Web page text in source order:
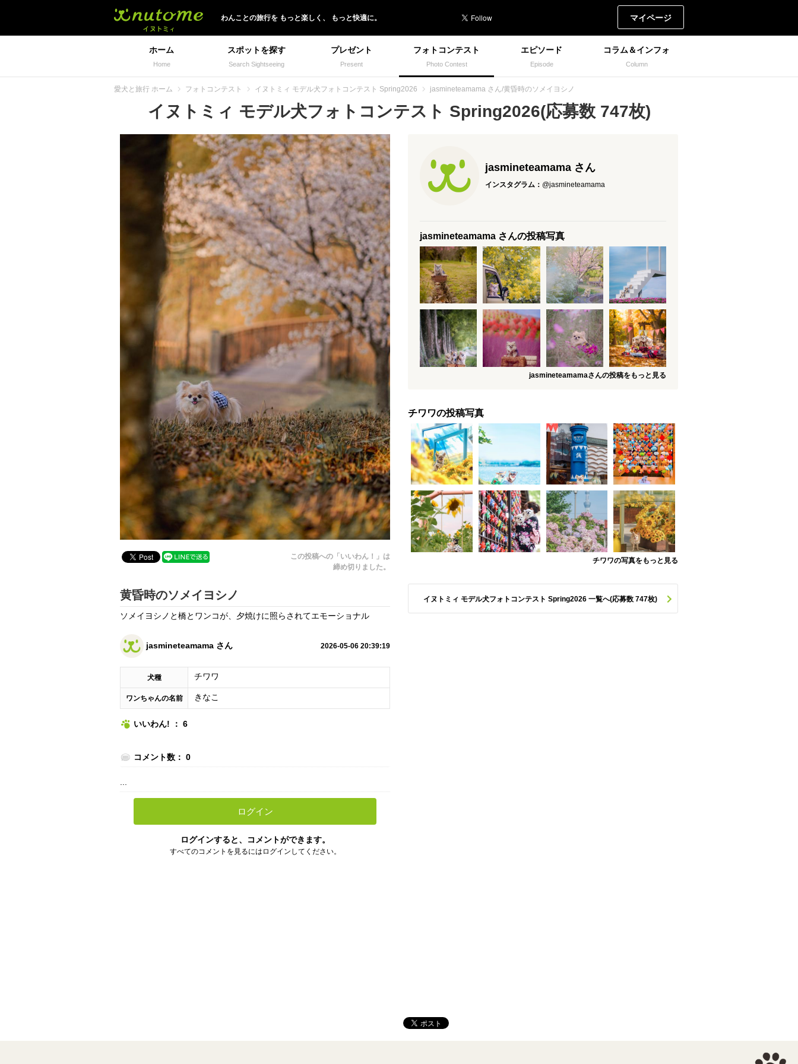
わんことの旅行を もっと楽しく、 もっと快適に。 マイページ
ホーム
Home
スポットを探す
Search Sightseeing
プレゼント
Present
フォトコンテスト
Photo Contest
エピソード
Episode
コラム＆インフォ
Column
愛犬と旅行 ホーム フォトコンテスト イヌトミィ モデル犬フォトコンテスト Spring2026 jasmineteamama さん/黄昏時のソメイヨシノ
イヌトミィ モデル犬フォトコンテスト Spring2026(応募数 747枚)
この投稿への「いいわん！」は
締め切りました。
黄昏時のソメイヨシノ
ソメイヨシノと橋とワンコが、夕焼けに照らされてエモーショナル
jasmineteamama さん 2026-05-06 20:39:19
犬種 チワワ
ワンちゃんの名前 きなこ
いいわん! ： 6
コメント数： 0
ログイン
ログインすると、コメントができます。
すべてのコメントを見るにはログインしてください。
jasmineteamama さん
インスタグラム： @jasmineteamama
jasmineteamama さんの投稿写真
jasmineteamamaさんの投稿をもっと見る
チワワの投稿写真
チワワの写真をもっと見る
イヌトミィ モデル犬フォトコンテスト Spring2026 一覧へ(応募数 747枚)